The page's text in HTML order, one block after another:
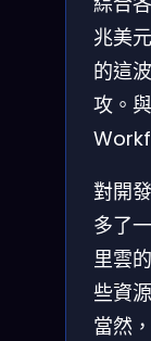
兆美
的這
攻。
對開
多了
里雲
些資
當然